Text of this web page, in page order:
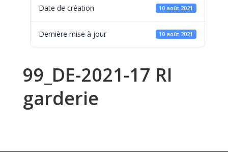
Date de création 10 août 2021
Dernière mise à jour 10 août 2021
99_DE-2021-17 RI
garderie